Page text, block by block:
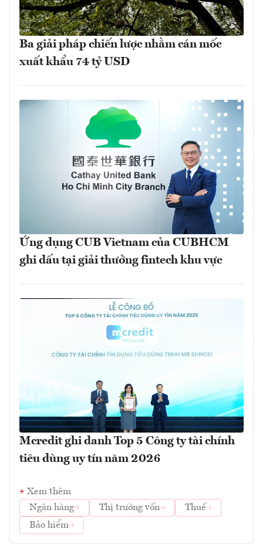
Ba giải pháp chiến lược nhằm cán mốc
xuất khẩu 74 tỷ USD
Ứng dụng CUB Vietnam của CUBHCM
ghi dấu tại giải thưởng fintech khu vực
Mcredit ghi danh Top 5 Công ty tài chính
tiêu dùng uy tín năm 2026
Xem thêm
Ngân hàng
Thị trường vốn
Thuế
Bảo hiểm